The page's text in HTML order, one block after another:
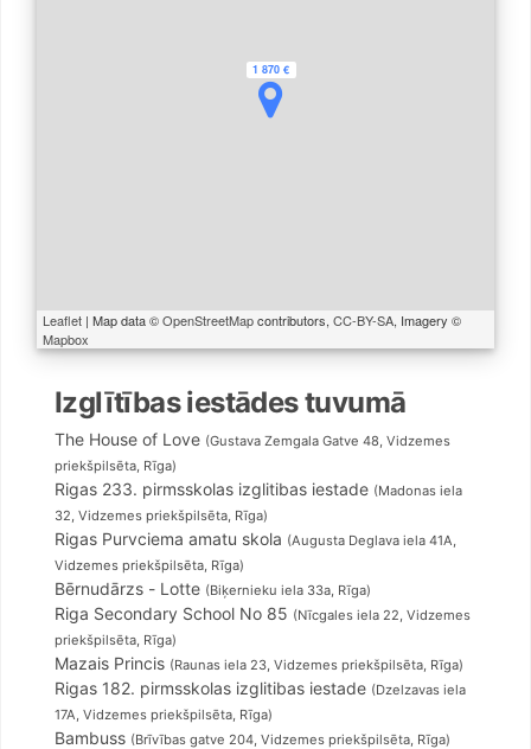
1 870 €
Leaflet | Map data ©OpenStreetMapcontributors, CC-BY-SA, Imagery ©
Mapbox
Izglītības iestādes tuvumā
The House of Love (Gustava Zemgala Gatve 48, Vidzemes
priekšpilsēta, Rīga)
Rigas 233. pirmsskolas izglitibas iestade (Madonas iela
32, Vidzemes priekšpilsēta, Rīga)
Rigas Purvciema amatu skola (Augusta Deglava iela 41A,
Vidzemes priekšpilsēta, Rīga)
Bērnudārzs - Lotte (Biķernieku iela 33a, Rīga)
Riga Secondary School No 85 (Nīcgales iela 22, Vidzemes
priekšpilsēta, Rīga)
Mazais Princis (Raunas iela 23, Vidzemes priekšpilsēta, Rīga)
Rigas 182. pirmsskolas izglitibas iestade (Dzelzavas iela
17A, Vidzemes priekšpilsēta, Rīga)
Bambuss (Brīvības gatve 204, Vidzemes priekšpilsēta, Rīga)